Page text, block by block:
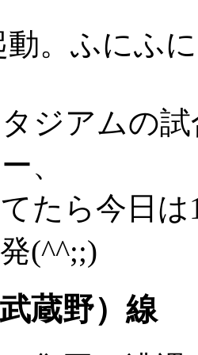
動。ふにふ
ジアムの
、
たら今日
(^^;;)
蔵野）線